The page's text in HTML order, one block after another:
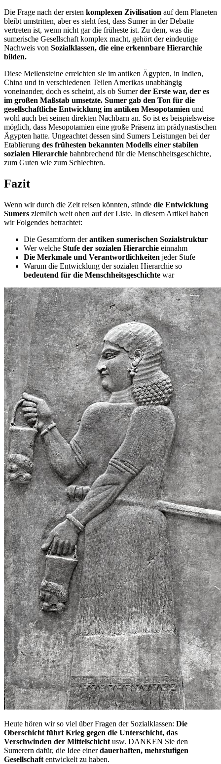
Die Frage nach der ersten komplexen Zivilisation auf dem Planeten
bleibt umstritten, aber es steht fest, dass Sumer in der Debatte
vertreten ist, wenn nicht gar die früheste ist. Zu dem, was die
sumerische Gesellschaft komplex macht, gehört der eindeutige
Nachweis von Sozialklassen, die eine erkennbare Hierarchie
bilden.
Diese Meilensteine erreichten sie im antiken Ägypten, in Indien,
China und in verschiedenen Teilen Amerikas unabhängig
voneinander, doch es scheint, als ob Sumerder Erste war, der es
im großen Maßstab umsetzte. Sumer gab den Ton für die
gesellschaftliche Entwicklung im antiken Mesopotamien und
wohl auch bei seinen direkten Nachbarn an. So ist es beispielsweise
möglich, dass Mesopotamien eine große Präsenz im prädynastischen
Ägypten hatte. Ungeachtet dessen sind Sumers Leistungen bei der
Etablierung des frühesten bekannten Modells einer stabilen
sozialen Hierarchie bahnbrechend für die Menschheitsgeschichte,
zum Guten wie zum Schlechten.
Fazit
Wenn wir durch die Zeit reisen könnten, stünde die Entwicklung
Sumers ziemlich weit oben auf der Liste. In diesem Artikel haben
wir Folgendes betrachtet:
Die Gesamtform derantiken sumerischen Sozialstruktur
Wer welche Stufe der sozialen Hierarchie einnahm
Die Merkmale und Verantwortlichkeiten jeder Stufe
Warum die Entwicklung der sozialen Hierarchie so
bedeutend für die Menschheitsgeschichte war
Heute hören wir so viel über Fragen der Sozialklassen: Die
Oberschicht führt Krieg gegen die Unterschicht, das
Verschwinden der Mittelschicht usw. DANKEN Sie den
Sumerern dafür, die Idee einerdauerhaften, mehrstufigen
Gesellschaft entwickelt zu haben.